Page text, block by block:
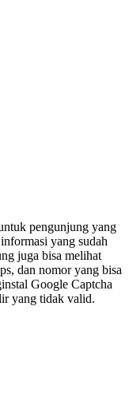
pengunjung yang
yang sudah
juga bisa melihat
dan nomor yang bisa
Google Captcha
yang tidak valid.